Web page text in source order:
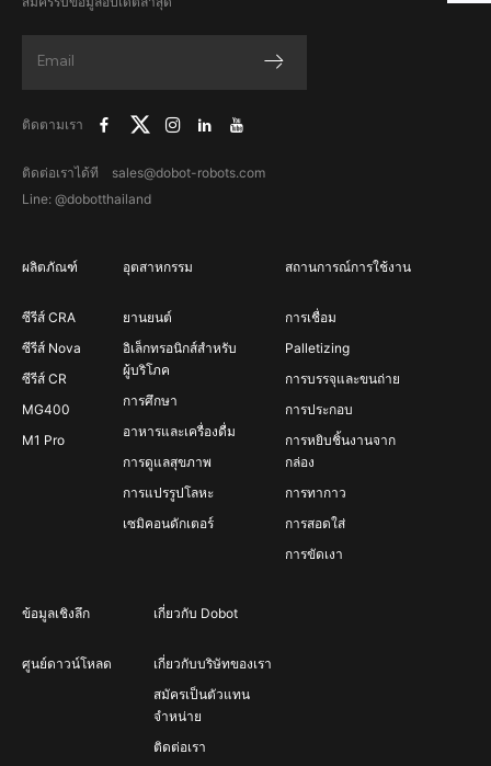
ติดตามเรา
ติดต่อเราได้ที sales@dobot-robots.com
Line: @dobotthailand
ผลิตภัณฑ์
ซีรีส์ CRA
ซีรีส์ Nova
ซีรีส์ CR
MG400
M1 Pro
อุตสาหกรรม
ยานยนต์
อิเล็กทรอนิกส์สำหรับ
ผู้บริโภค
การศึกษา
อาหารและเครื่องดื่ม
การดูแลสุขภาพ
การแปรรูปโลหะ
เซมิคอนดักเตอร์
สถานการณ์การใช้งาน
การเชื่อม
Palletizing
การบรรจุและขนถ่าย
การประกอบ
การหยิบชิ้นงานจาก
กล่อง
การทากาว
การสอดใส่
การขัดเงา
ข้อมูลเชิงลึก
ศูนย์ดาวน์โหลด
เกี่ยวกับ Dobot
เกี่ยวกับบริษัทของเรา
สมัครเป็นตัวแทน
จำหน่าย
ติดต่อเรา